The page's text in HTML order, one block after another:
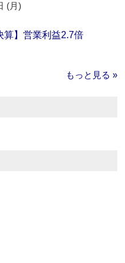
(月)
算】営業利益2.7倍
もっと見る »